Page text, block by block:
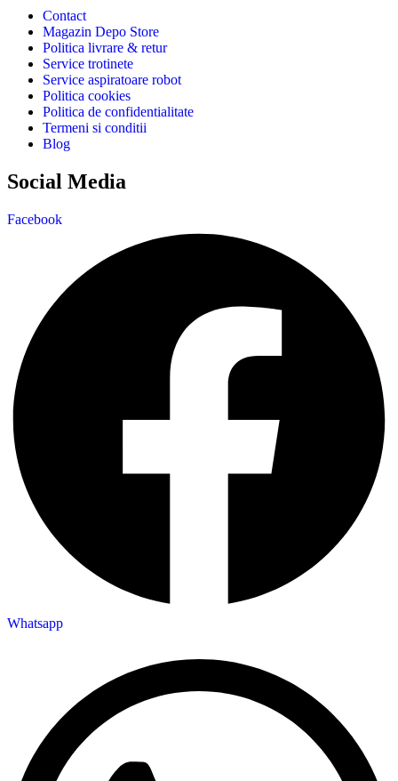
Contact
Magazin Depo Store
Politica livrare & retur
Service trotinete
Service aspiratoare robot
Politica cookies
Politica de confidentialitate
Termeni si conditii
Blog
Social Media
Facebook
Whatsapp